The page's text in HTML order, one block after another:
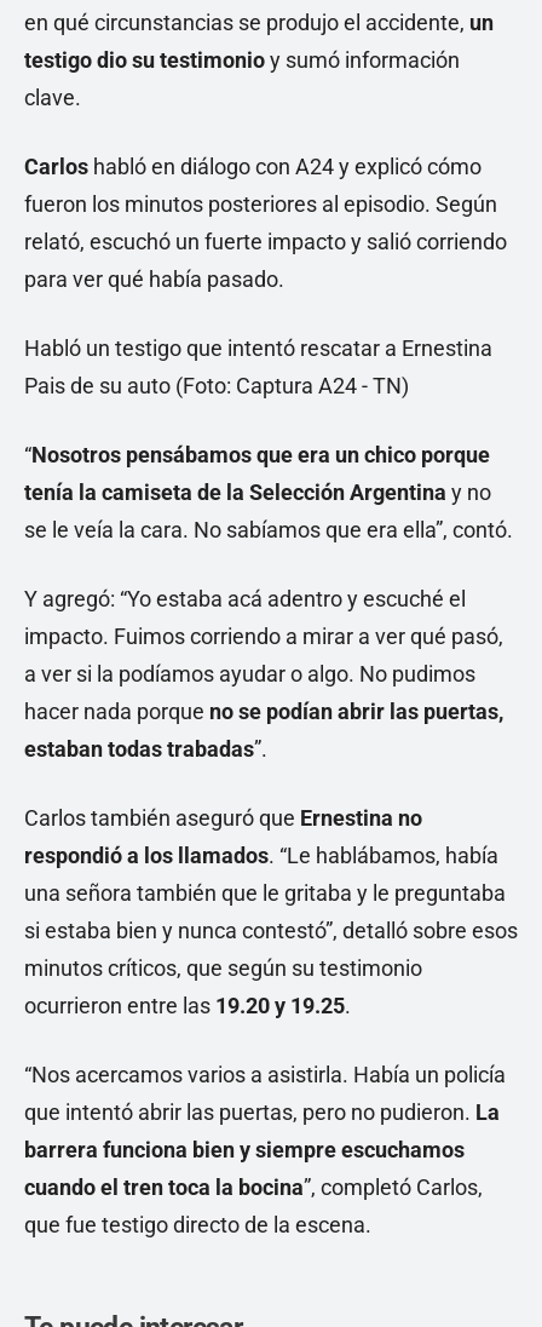
en qué circunstancias se produjo el accidente, un
testigo dio su testimonioy sumó información
clave.
Carlos habló en diálogo con A24 y explicó cómo
fueron los minutos posteriores al episodio. Según
relató, escuchó un fuerte impacto y salió corriendo
para ver qué había pasado.
Habló un testigo que intentó rescatar a Ernestina
Pais de su auto (Foto: Captura A24 - TN)
“Nosotros pensábamos que era un chico porque
tenía la camiseta de la Selección Argentina y no
se le veía la cara. No sabíamos que era ella”, contó.
Y agregó: “Yo estaba acá adentro y escuché el
impacto. Fuimos corriendo a mirar a ver qué pasó,
a ver si la podíamos ayudar o algo. No pudimos
hacer nada porque no se podían abrir las puertas,
estaban todas trabadas”.
Carlos también aseguró que Ernestina no
respondió a los llamados. “Le hablábamos, había
una señora también que le gritaba y le preguntaba
si estaba bien y nunca contestó”, detalló sobre esos
minutos críticos, que según su testimonio
ocurrieron entre las 19.20 y 19.25.
“Nos acercamos varios a asistirla. Había un policía
que intentó abrir las puertas, pero no pudieron. La
barrera funciona bien y siempre escuchamos
cuando el tren toca la bocina”, completó Carlos,
que fue testigo directo de la escena.